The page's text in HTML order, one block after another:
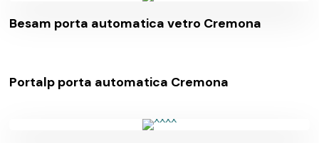
Besam porta automatica vetro Cremona
Portalp porta automatica Cremona